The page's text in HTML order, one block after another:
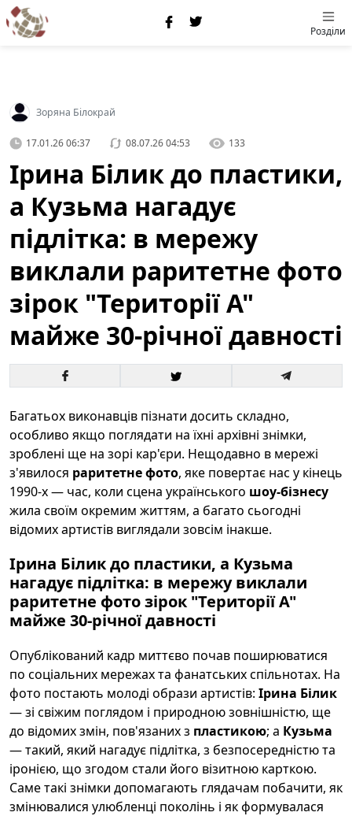
Розділи
Зоряна Білокрай
17.01.26 06:37 08.07.26 04:53 133
Ірина Білик до пластики,
а Кузьма нагадує
підлітка: в мережу
виклали раритетне фото
зірок "Території А"
майже 30-річної давності
Багатьох виконавців пізнати досить складно,
особливо якщо поглядати на їхні архівні знімки,
зроблені ще на зорі кар'єри. Нещодавно в мережі
з'явилося раритетне фото, яке повертає нас у кінець
1990-х — час, коли сцена українського шоу-бізнесу
жила своїм окремим життям, а багато сьогодні
відомих артистів виглядали зовсім інакше.
Ірина Білик до пластики, а Кузьма
нагадує підлітка: в мережу виклали
раритетне фото зірок "Території А"
майже 30-річної давності
Опублікований кадр миттєво почав поширюватися
по соціальних мережах та фанатських спільнотах. На
фото постають молоді образи артистів: Ірина Білик
— зі свіжим поглядом і природною зовнішністю, ще
до відомих змін, пов'язаних з пластикою; а Кузьма
— такий, який нагадує підлітка, з безпосередністю та
іронією, що згодом стали його візитною карткою.
Саме такі знімки допомагають глядачам побачити, як
змінювалися улюбленці поколінь і як формувалася